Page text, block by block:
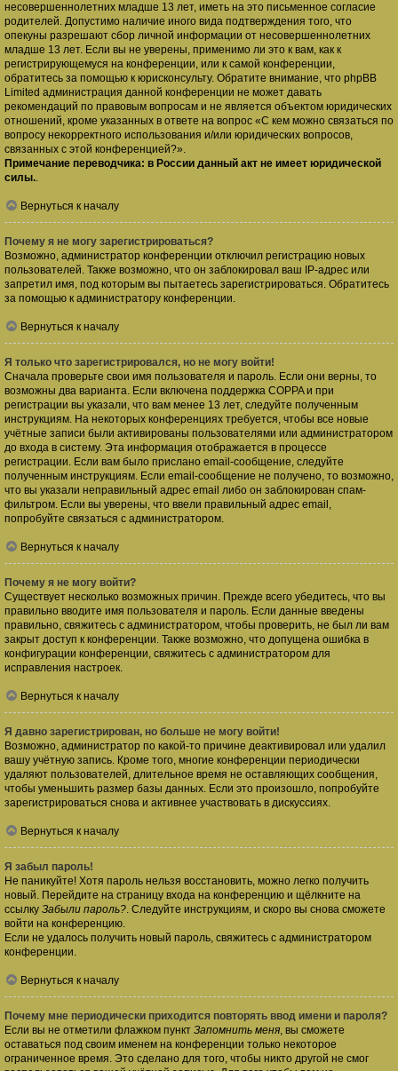
несовершеннолетних младше 13 лет, иметь на это письменное согласие
родителей. Допустимо наличие иного вида подтверждения того, что
опекуны разрешают сбор личной информации от несовершеннолетних
младше 13 лет. Если вы не уверены, применимо ли это к вам, как к
регистрирующемуся на конференции, или к самой конференции,
обратитесь за помощью к юрисконсульту. Обратите внимание, что phpBB
Limited администрация данной конференции не может давать
рекомендаций по правовым вопросам и не является объектом юридических
отношений, кроме указанных в ответе на вопрос «С кем можно связаться по
вопросу некорректного использования и/или юридических вопросов,
связанных с этой конференцией?».
Примечание переводчика: в России данный акт не имеет юридической
силы..
Вернуться к началу
Почему я не могу зарегистрироваться?
Возможно, администратор конференции отключил регистрацию новых
пользователей. Также возможно, что он заблокировал ваш IP-адрес или
запретил имя, под которым вы пытаетесь зарегистрироваться. Обратитесь
за помощью к администратору конференции.
Вернуться к началу
Я только что зарегистрировался, но не могу войти!
Сначала проверьте свои имя пользователя и пароль. Если они верны, то
возможны два варианта. Если включена поддержка COPPA и при
регистрации вы указали, что вам менее 13 лет, следуйте полученным
инструкциям. На некоторых конференциях требуется, чтобы все новые
учётные записи были активированы пользователями или администратором
до входа в систему. Эта информация отображается в процессе
регистрации. Если вам было прислано email-сообщение, следуйте
полученным инструкциям. Если email-сообщение не получено, то возможно,
что вы указали неправильный адрес email либо он заблокирован спам-
фильтром. Если вы уверены, что ввели правильный адрес email,
попробуйте связаться с администратором.
Вернуться к началу
Почему я не могу войти?
Существует несколько возможных причин. Прежде всего убедитесь, что вы
правильно вводите имя пользователя и пароль. Если данные введены
правильно, свяжитесь с администратором, чтобы проверить, не был ли вам
закрыт доступ к конференции. Также возможно, что допущена ошибка в
конфигурации конференции, свяжитесь с администратором для
исправления настроек.
Вернуться к началу
Я давно зарегистрирован, но больше не могу войти!
Возможно, администратор по какой-то причине деактивировал или удалил
вашу учётную запись. Кроме того, многие конференции периодически
удаляют пользователей, длительное время не оставляющих сообщения,
чтобы уменьшить размер базы данных. Если это произошло, попробуйте
зарегистрироваться снова и активнее участвовать в дискуссиях.
Вернуться к началу
Я забыл пароль!
Не паникуйте! Хотя пароль нельзя восстановить, можно легко получить
новый. Перейдите на страницу входа на конференцию и щёлкните на
ссылку Забыли пароль?. Следуйте инструкциям, и скоро вы снова сможете
войти на конференцию.
Если не удалось получить новый пароль, свяжитесь с администратором
конференции.
Вернуться к началу
Почему мне периодически приходится повторять ввод имени и пароля?
Если вы не отметили флажком пункт Запомнить меня, вы сможете
оставаться под своим именем на конференции только некоторое
ограниченное время. Это сделано для того, чтобы никто другой не смог